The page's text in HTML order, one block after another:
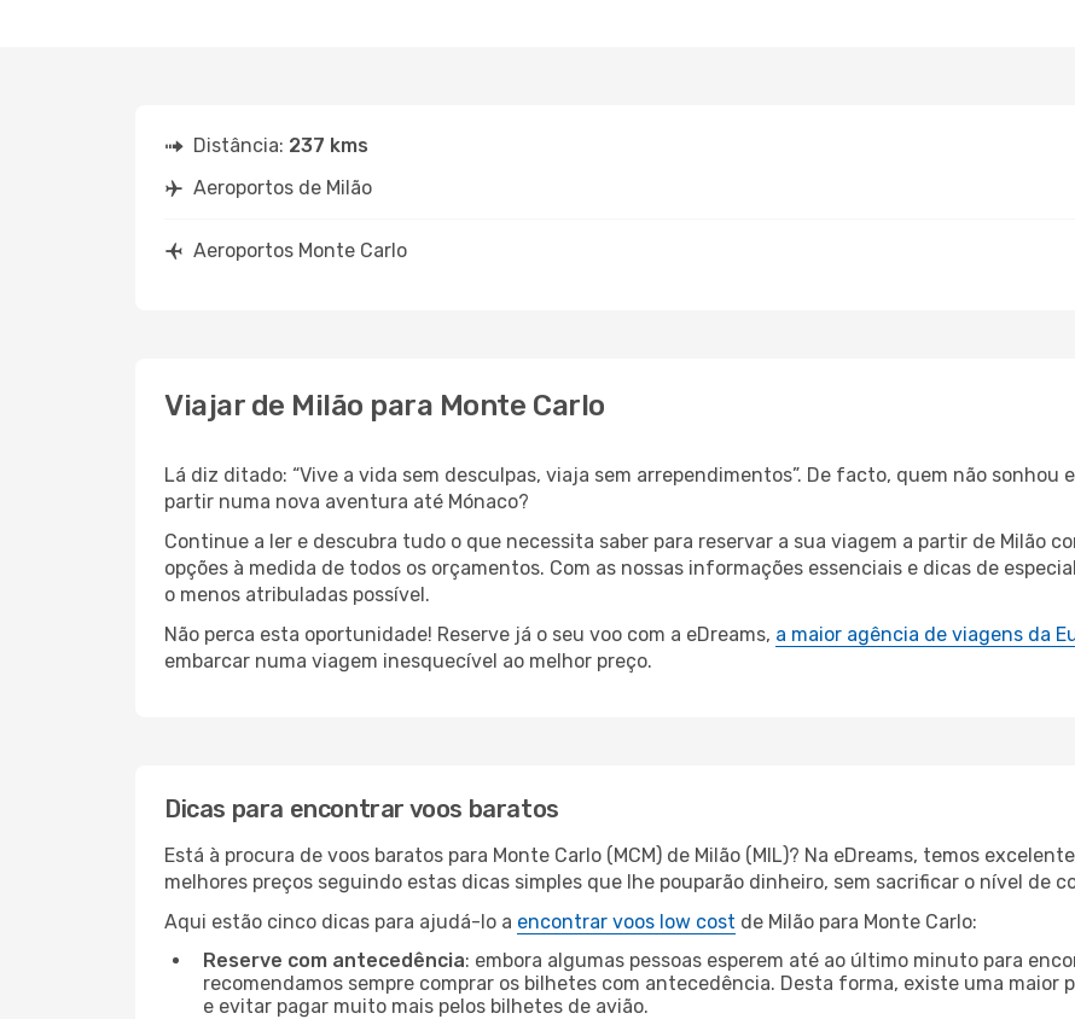
Distância: 237 kms
Aeroportos de Milão
Aeroportos Monte Carlo
Viajar de Milão para Monte Carlo
Lá diz ditado: “Vive a vida sem desculpas, viaja sem arrependimentos”. De facto, quem não sonhou
partir numa nova aventura até Mónaco?
Continue a ler e descubra tudo o que necessita saber para reservar a sua viagem a partir de Milão
opções à medida de todos os orçamentos. Com as nossas informações essenciais e dicas de
o menos atribuladas possível.
Não perca esta oportunidade! Reserve já o seu voo com a eDreams, a maior agência de viagens da
embarcar numa viagem inesquecível ao melhor preço.
Dicas para encontrar voos baratos
Está à procura de voos baratos para Monte Carlo (MCM) de Milão (MIL)? Na eDreams, temos
melhores preços seguindo estas dicas simples que lhe pouparão dinheiro, sem sacrificar o nível de
Aqui estão cinco dicas para ajudá-lo a encontrar voos low cost de Milão para Monte Carlo:
Reserve com antecedência: embora algumas pessoas esperem até ao último minuto para
recomendamos sempre comprar os bilhetes com antecedência. Desta forma, existe uma maior
e evitar pagar muito mais pelos bilhetes de avião.